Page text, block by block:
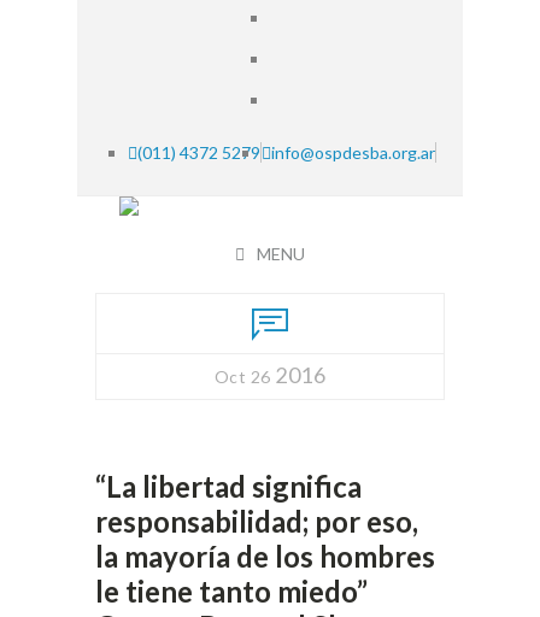
(011) 4372 5279 info@ospdesba.org.ar
MENU
Oct 26 2016
“La libertad significa
responsabilidad; por eso,
la mayoría de los hombres
le tiene tanto miedo”